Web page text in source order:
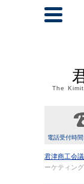
The
電話受付時
君津商工会
ーケティン